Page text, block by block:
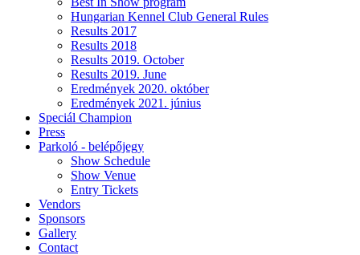
Hungarian Kennel Club General Rules
Results 2017
Results 2018
Results 2019. October
Results 2019. June
Eredmények 2020. október
Eredmények 2021. június
Speciál Champion
Press
Parkoló - belépőjegy
Show Schedule
Show Venue
Entry Tickets
Vendors
Sponsors
Gallery
Contact